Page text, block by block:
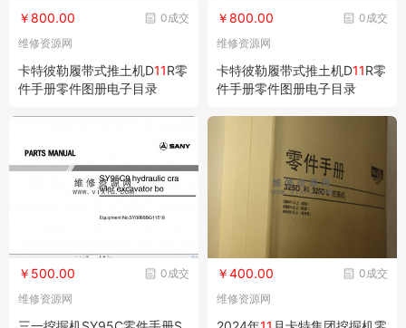
0成交
￥800.00
维修资源网
卡特彼勒履带式推土机D11R零
件手册零件图册电子目录
0成交
￥800.00
维修资源网
卡特彼勒履带式推土机D11R零
件手册零件图册电子目录
0成交
￥500.00
维修资源网
0成交
￥400.00
维修资源网